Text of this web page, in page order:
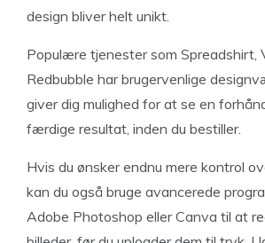
design bliver helt unikt.
Populære tjenester som Spreadshirt,
Redbubble har brugervenlige
giver dig mulighed for at se en
færdige resultat, inden du bestiller.
Hvis du ønsker endnu mere kontrol
kan du også bruge avancerede
Adobe Photoshop eller Canva til at